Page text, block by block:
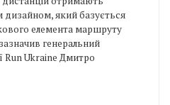
дизайном, який базується
елемента маршруту
генеральний
Run Ukraine Дмитро